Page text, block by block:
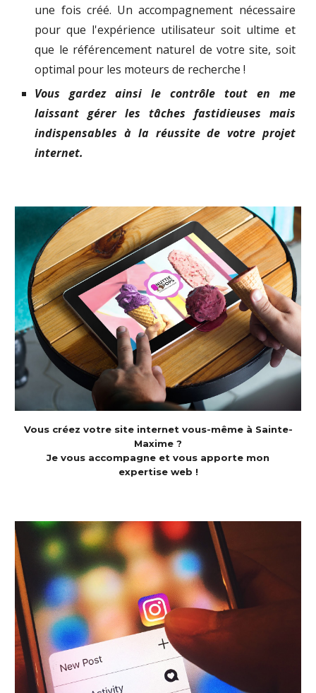
une fois créé. Un accompagnement nécessaire
pour que l'expérience utilisateur soit ultime et
que le référencement naturel de votre site, soit
optimal pour les moteurs de recherche !
Vous gardez ainsi le contrôle tout en me
laissant gérer les tâches fastidieuses mais
indispensables à la réussite de votre projet
internet.
Vous créez votre site internet vous-même à Sainte-
Maxime ?
Je vous accompagne et vous apporte mon
expertise web !